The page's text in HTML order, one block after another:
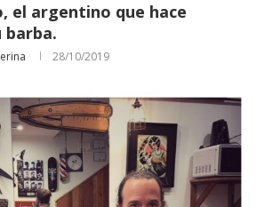
el argentino que hace
barba.
28/10/2019